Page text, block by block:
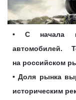
• С начала
на российском
• Доля рынка
историческим